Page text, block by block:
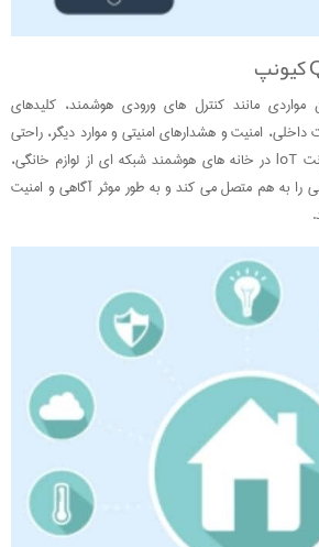
مانند کنترل های ورودی هوشمند، کلیدهای
داخلی، امنیت و هشدارهای امنیتی و موارد دیگر، راحتی
خانه را برطرف می کنند. اینترنت loT در خانه های هوشمند شبکه ای از لوازم خانگی،
را به هم متصل می کند و به طور موثر آگاهی و امنیت